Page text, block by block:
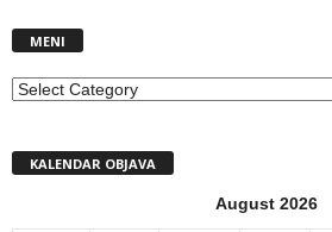
MENI
MENI
KALENDAR OBJAVA
August 2026